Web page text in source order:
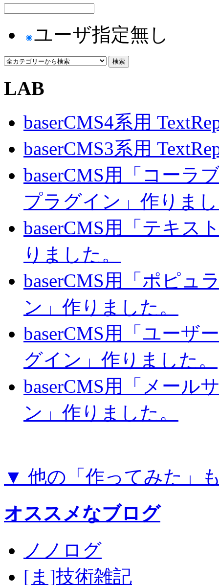
ユーザ指定無し
LAB
baserCMS4系用
baserCMS3系用
baserCMS用「コーラ
プラグイン」作りま
baserCMS用「テキス
りました。
baserCMS用「ポピュ
ン」作りました。
baserCMS用「ユーザ
グイン」作りました。
baserCMS用「メール
ン」作りました。
▼ 他の「作ってみた」
オススメなブログ
ノノログ
[ま]技術雑記